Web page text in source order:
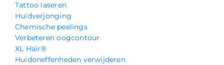
Tattoo laseren
Huidverjonging
Chemische peelings
Verbeteren oogcontour
XL Hair®
Huidoneffenheden verwijderen